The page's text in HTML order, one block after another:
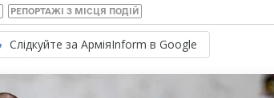
РЕПОРТАЖІ З МІСЦЯ ПОДІЙ
Слідкуйте за АрміяInform в Google